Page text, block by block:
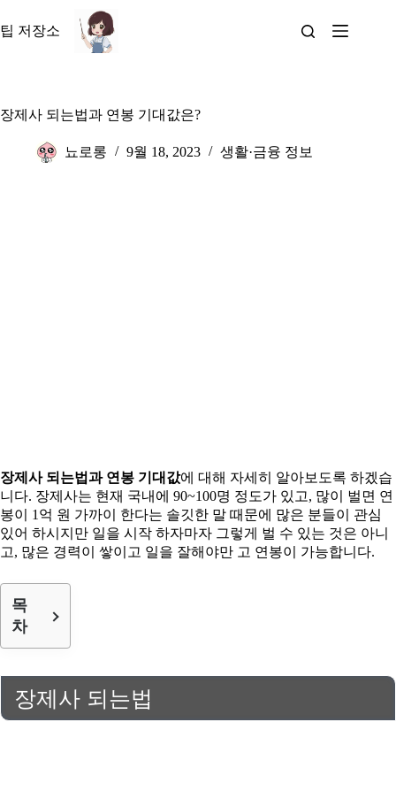
문
뛰
팁 저장소
장제사 되는법과 연봉 기대값은?
뇨로롱 9월 18, 2023 생활·금융 정보
장제사 되는법과 연봉 기대값에 대해 자세히 알아보도록 하겠습
니다. 장제사는 현재 국내에 90~100명 정도가 있고, 많이 벌면 연
봉이 1억 원 가까이 한다는 솔깃한 말 때문에 많은 분들이 관심
있어 하시지만 일을 시작 하자마자 그렇게 벌 수 있는 것은 아니
고, 많은 경력이 쌓이고 일을 잘해야만 고 연봉이 가능합니다.
목
차
장제사 되는법